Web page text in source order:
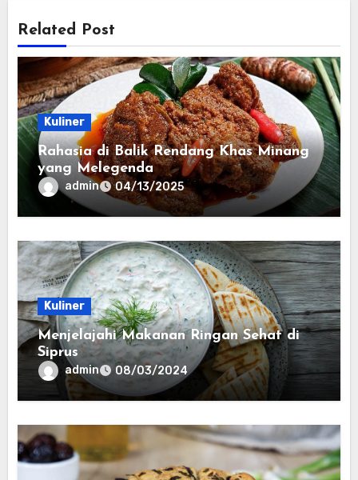
Related Post
Kuliner
Rahasia di Balik Rendang Khas Minang
yang Melegenda
admin 04/13/2025
Kuliner
Menjelajahi Makanan Ringan Sehat di
Siprus
admin 08/03/2024